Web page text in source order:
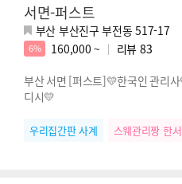
서면-퍼스트
부산 부산진구 부전동 517-17
6% 160,000 ~ 리뷰 83
부산 서면 [퍼스트]💛한국인 관리사💛1인1실 개인샤워실💛최강스웨
디시💛
우리집간판 사계 스웨관리짱 한서